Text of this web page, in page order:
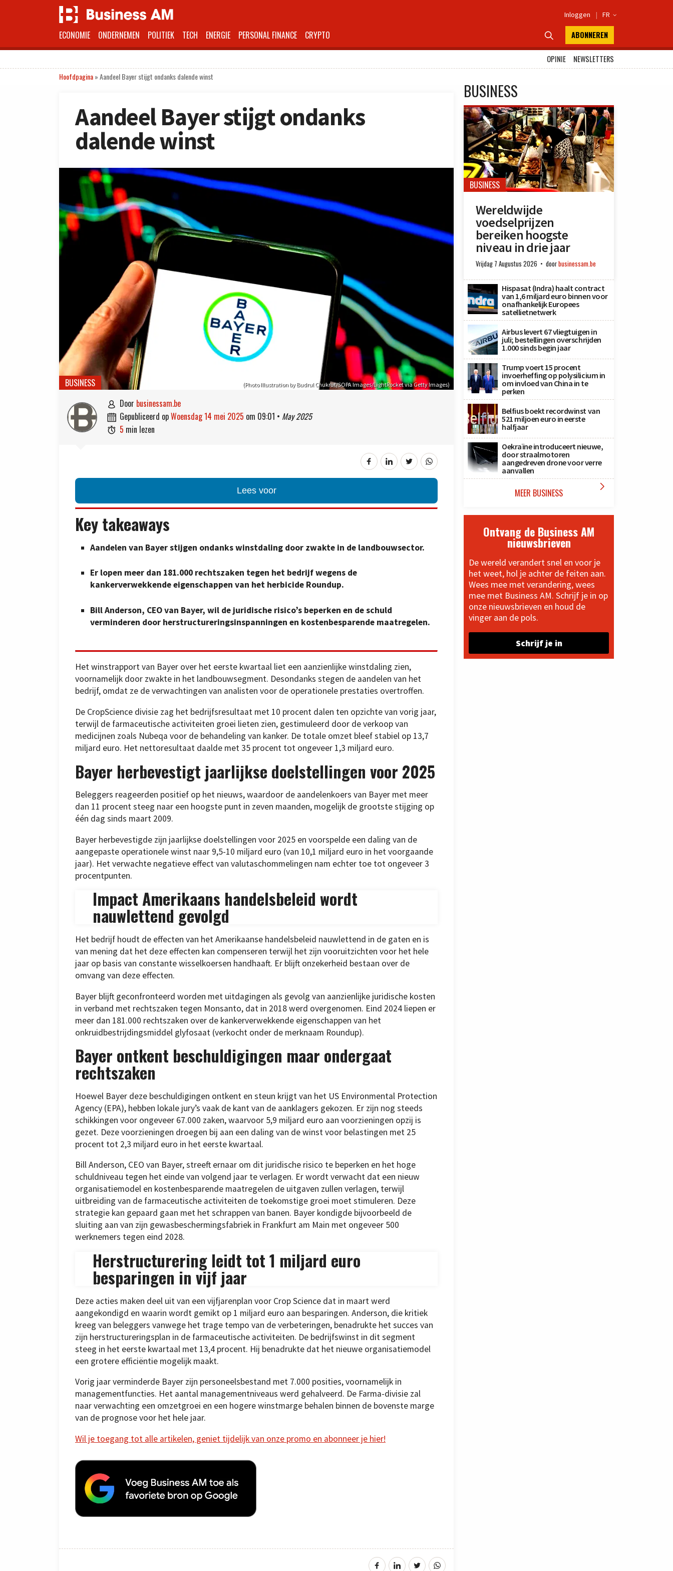
Inloggen | FR 
ECONOMIE ONDERNEMEN POLITIEK TECH ENERGIE PERSONAL FINANCE CRYPTO  ABONNEREN
OPINIE
NEWSLETTERS
Hoofdpagina»Aandeel Bayer stijgt ondanks dalende winst
Aandeel Bayer stijgt ondanks
dalende winst
(Photo Illustration by Budrul Chukrut/SOPA Images/LightRocket via Getty Images)
BUSINESS
 door businessam.be
 gepubliceerd op woensdag 14 mei 2025 om 09:01 • May 2025
 5 min lezen
Lees voor
Key takeaways
Aandelen van Bayer stijgen ondanks winstdaling door zwakte in de landbouwsector.
Er lopen meer dan 181.000 rechtszaken tegen het bedrijf wegens de
kankerverwekkende eigenschappen van het herbicide Roundup.
Bill Anderson, CEO van Bayer, wil de juridische risico’s beperken en de schuld
verminderen door herstructureringsinspanningen en kostenbesparende maatregelen.
Het winstrapport van Bayer over het eerste kwartaal liet een aanzienlijke winstdaling zien,
voornamelijk door zwakte in het landbouwsegment. Desondanks stegen de aandelen van het
bedrijf, omdat ze de verwachtingen van analisten voor de operationele prestaties overtroffen.
De CropScience divisie zag het bedrijfsresultaat met 10 procent dalen ten opzichte van vorig jaar,
terwijl de farmaceutische activiteiten groei lieten zien, gestimuleerd door de verkoop van
medicijnen zoals Nubeqa voor de behandeling van kanker. De totale omzet bleef stabiel op 13,7
miljard euro. Het nettoresultaat daalde met 35 procent tot ongeveer 1,3 miljard euro.
Bayer herbevestigt jaarlijkse doelstellingen voor 2025
Beleggers reageerden positief op het nieuws, waardoor de aandelenkoers van Bayer met meer
dan 11 procent steeg naar een hoogste punt in zeven maanden, mogelijk de grootste stijging op
één dag sinds maart 2009.
Bayer herbevestigde zijn jaarlijkse doelstellingen voor 2025 en voorspelde een daling van de
aangepaste operationele winst naar 9,5-10 miljard euro (van 10,1 miljard euro in het voorgaande
jaar). Het verwachte negatieve effect van valutaschommelingen nam echter toe tot ongeveer 3
procentpunten.
Impact Amerikaans handelsbeleid wordt
nauwlettend gevolgd
Het bedrijf houdt de effecten van het Amerikaanse handelsbeleid nauwlettend in de gaten en is
van mening dat het deze effecten kan compenseren terwijl het zijn vooruitzichten voor het hele
jaar op basis van constante wisselkoersen handhaaft. Er blijft onzekerheid bestaan over de
omvang van deze effecten.
Bayer blijft geconfronteerd worden met uitdagingen als gevolg van aanzienlijke juridische kosten
in verband met rechtszaken tegen Monsanto, dat in 2018 werd overgenomen. Eind 2024 liepen er
meer dan 181.000 rechtszaken over de kankerverwekkende eigenschappen van het
onkruidbestrijdingsmiddel glyfosaat (verkocht onder de merknaam Roundup).
Bayer ontkent beschuldigingen maar ondergaat
rechtszaken
Hoewel Bayer deze beschuldigingen ontkent en steun krijgt van het US Environmental Protection
Agency (EPA), hebben lokale jury’s vaak de kant van de aanklagers gekozen. Er zijn nog steeds
schikkingen voor ongeveer 67.000 zaken, waarvoor 5,9 miljard euro aan voorzieningen opzij is
gezet. Deze voorzieningen droegen bij aan een daling van de winst voor belastingen met 25
procent tot 2,3 miljard euro in het eerste kwartaal.
Bill Anderson, CEO van Bayer, streeft ernaar om dit juridische risico te beperken en het hoge
schuldniveau tegen het einde van volgend jaar te verlagen. Er wordt verwacht dat een nieuw
organisatiemodel en kostenbesparende maatregelen de uitgaven zullen verlagen, terwijl
uitbreiding van de farmaceutische activiteiten de toekomstige groei moet stimuleren. Deze
strategie kan gepaard gaan met het schrappen van banen. Bayer kondigde bijvoorbeeld de
sluiting aan van zijn gewasbeschermingsfabriek in Frankfurt am Main met ongeveer 500
werknemers tegen eind 2028.
Herstructurering leidt tot 1 miljard euro
besparingen in vijf jaar
Deze acties maken deel uit van een vijfjarenplan voor Crop Science dat in maart werd
aangekondigd en waarin wordt gemikt op 1 miljard euro aan besparingen. Anderson, die kritiek
kreeg van beleggers vanwege het trage tempo van de verbeteringen, benadrukte het succes van
zijn herstructureringsplan in de farmaceutische activiteiten. De bedrijfswinst in dit segment
steeg in het eerste kwartaal met 13,4 procent. Hij benadrukte dat het nieuwe organisatiemodel
een grotere efficiëntie mogelijk maakt.
Vorig jaar verminderde Bayer zijn personeelsbestand met 7.000 posities, voornamelijk in
managementfuncties. Het aantal managementniveaus werd gehalveerd. De Farma-divisie zal
naar verwachting een omzetgroei en een hogere winstmarge behalen binnen de bovenste marge
van de prognose voor het hele jaar.
Wil je toegang tot alle artikelen, geniet tijdelijk van onze promo en abonneer je hier!
BUSINESS
BUSINESS
Wereldwijde
voedselprijzen
bereiken hoogste
niveau in drie jaar
Vrijdag 7 Augustus 2026 doorbusinessam.be
Hispasat (Indra) haalt contract
van 1,6 miljard euro binnen voor
onafhankelijk Europees
satellietnetwerk
Airbus levert 67 vliegtuigen in
juli; bestellingen overschrijden
1.000 sinds begin jaar
Trump voert 15 procent
invoerheffing op polysilicium in
om invloed van China in te
perken
Belfius boekt recordwinst van
521 miljoen euro in eerste
halfjaar
Oekraïne introduceert nieuwe,
door straalmotoren
aangedreven drone voor verre
aanvallen
MEER BUSINESS 
Ontvang de Business AM
nieuwsbrieven
De wereld verandert snel en voor je
het weet, hol je achter de feiten aan.
Wees mee met verandering, wees
mee met Business AM. Schrijf je in op
onze nieuwsbrieven en houd de
vinger aan de pols.
Schrijf je in